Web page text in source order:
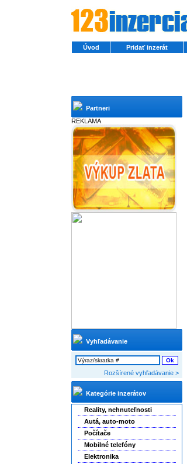
Úvod Pridať inzerát
Partneri
REKLAMA
Vyhľadávanie
Rozšírené vyhľadávanie >
Kategórie inzerátov
Reality, nehnuteľnosti
Autá, auto-moto
Počítače
Mobilné telefóny
Elektronika